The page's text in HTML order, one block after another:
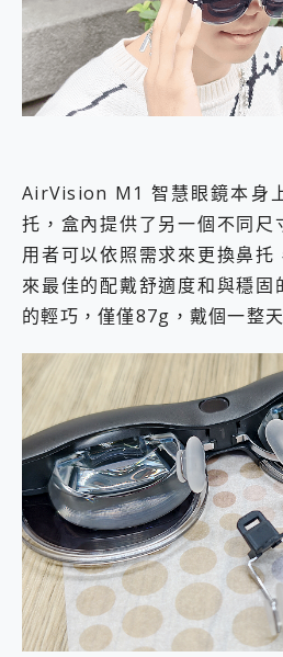
AirVision M1 智慧眼鏡本身
托，盒內提供了另一個不同尺
用者可以依照需求來更換鼻托
來最佳的配戴舒適度和與穩固
的輕巧，僅僅87g，戴個一整